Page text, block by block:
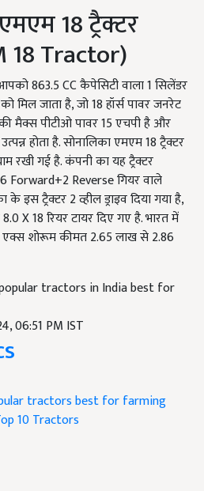
18 ट्रैक्टर
18 Tractor)
863.5 CC कैपेसिटी वाला 1 सिलेंडर
जाता है, जो 18 हॉर्स पावर जनरेट
मैक्स पीटीओ पावर 15 एचपी है और
होता है. सोनालिका एमएम 18 ट्रैक्टर
रखी गई है. कंपनी का यह ट्रैक्टर
Forward+2 Reverse गियर वाले
इस ट्रैक्टर 2 व्हील ड्राइव दिया गया है,
X 18 रियर टायर दिए गए है. भारत में
एक्स शोरूम कीमत 2.65 लाख से 2.86
tractors in India best for
06:51 PM IST
tractorsbest for farming
10 Tractors